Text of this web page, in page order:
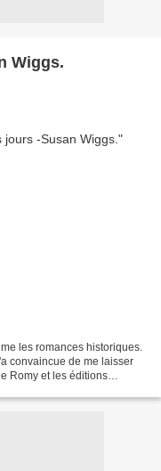
Wiggs.
les romances historiques.
convaincue de me laisser
Romy et les éditions